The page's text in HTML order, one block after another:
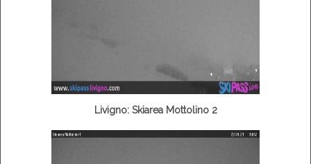
Livigno: Skiarea Mottolino 2